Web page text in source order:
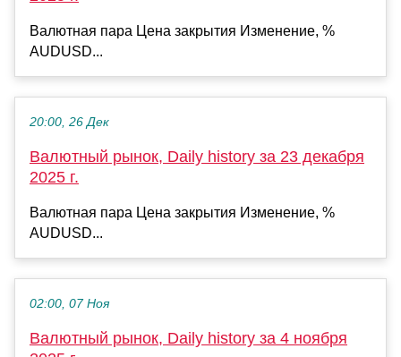
Валютная пара Цена закрытия Изменение, %
AUDUSD...
20:00, 26 Дек
Валютный рынок, Daily history за 23 декабря
2025 г.
Валютная пара Цена закрытия Изменение, %
AUDUSD...
02:00, 07 Ноя
Валютный рынок, Daily history за 4 ноября